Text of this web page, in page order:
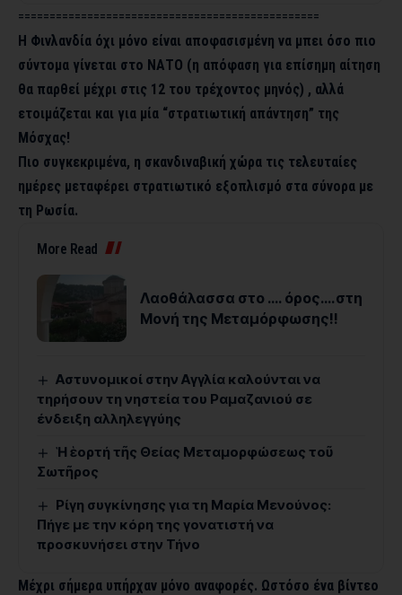
================================================
Η Φινλανδία όχι μόνο είναι αποφασισμένη να μπει όσο πιο
σύντομα γίνεται στο ΝΑΤΟ (η απόφαση για επίσημη αίτηση
θα παρθεί μέχρι στις 12 του τρέχοντος μηνός) , αλλά
ετοιμάζεται και για μία “στρατιωτική απάντηση” της
Μόσχας!
Πιο συγκεκριμένα, η σκανδιναβική χώρα τις τελευταίες
ημέρες μεταφέρει στρατιωτικό εξοπλισμό στα σύνορα με
τη Ρωσία.
More Read
Λαοθάλασσα στο …. όρος….στη
Μονή της Μεταμόρφωσης!!
Αστυνομικοί στην Αγγλία καλούνται να
τηρήσουν τη νηστεία του Ραμαζανιού σε
ένδειξη αλληλεγγύης
Ἡ ἑορτή τῆς Θείας Μεταμορφώσεως τοῦ
Σωτῆρος
Ρίγη συγκίνησης για τη Μαρία Μενούνος:
Πήγε με την κόρη της γονατιστή να
προσκυνήσει στην Τήνο
Μέχρι σήμερα υπήρχαν μόνο αναφορές. Ωστόσο ένα βίντεο